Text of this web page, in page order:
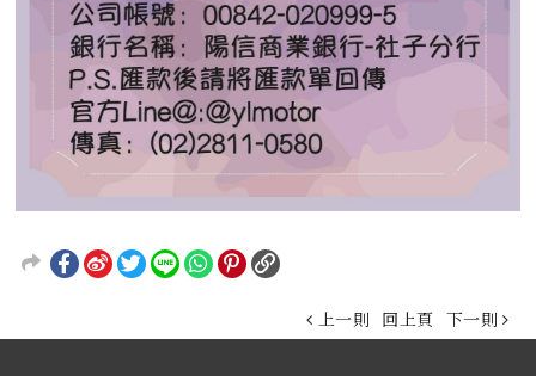
上一則 回上頁 下一則